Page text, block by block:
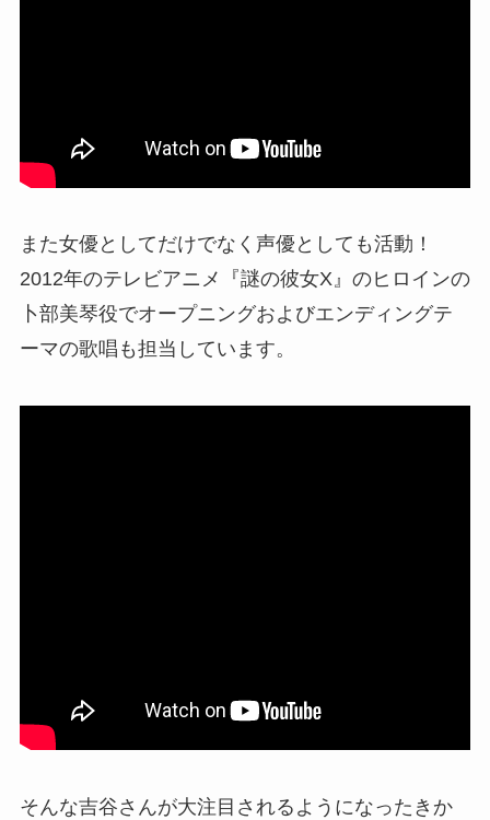
また女優としてだけでなく声優としても活動！
2012年のテレビアニメ『謎の彼女X』のヒロインの
卜部美琴役でオープニングおよびエンディングテ
ーマの歌唱も担当しています。
そんな吉谷さんが大注目されるようになったきか